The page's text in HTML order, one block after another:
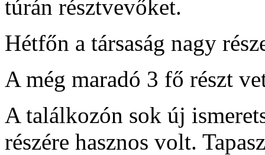
túrán résztvevőket.
Hétfőn a társaság nagy
A még maradó 3 fő részt
A találkozón sok új
részére hasznos volt.